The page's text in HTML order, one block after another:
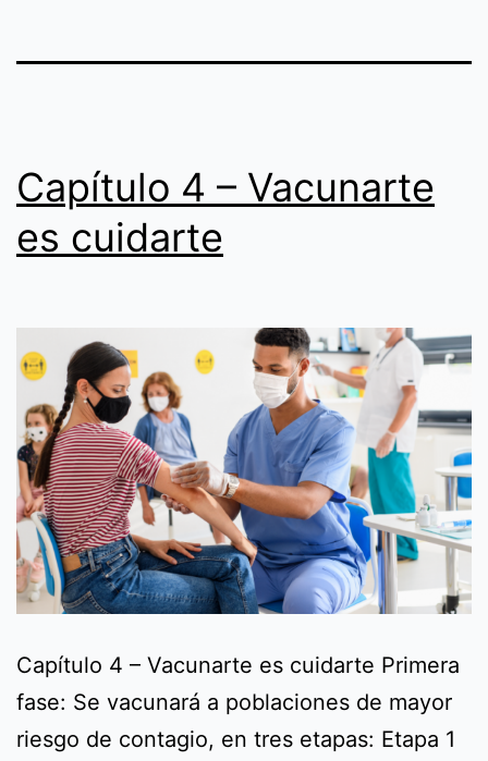
Capítulo 4 – Vacunarte
es cuidarte
Capítulo 4 – Vacunarte es cuidarte Primera
fase: Se vacunará a poblaciones de mayor
riesgo de contagio, en tres etapas: Etapa 1